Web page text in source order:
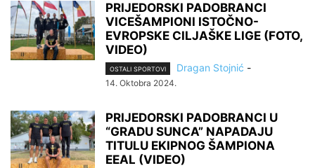
PRIJEDORSKI PADOBRANCI
VICEŠAMPIONI ISTOČNO-
EVROPSKE CILJAŠKE LIGE (FOTO,
VIDEO)
OSTALI SPORTOVI Dragan Stojnić -
14. Oktobra 2024.
PRIJEDORSKI PADOBRANCI U
“GRADU SUNCA” NAPADAJU
TITULU EKIPNOG ŠAMPIONA
EEAL (VIDEO)